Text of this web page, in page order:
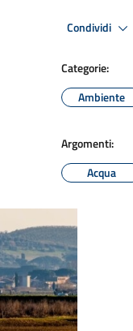
Condividi
Categorie:
Ambiente
Argomenti:
Acqua